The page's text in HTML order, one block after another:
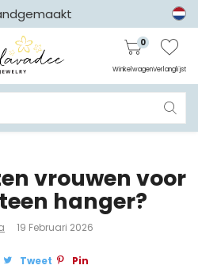
0
WinkelwagenVerlanglijst
vrouwen voor
hanger?
19 Februari 2026
Tweet Pin